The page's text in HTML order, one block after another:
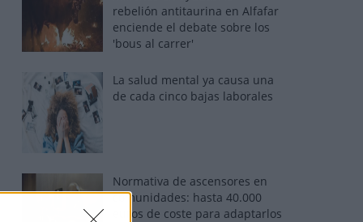
rebelión antitaurina en Alfafar
enciende el debate sobre los
'bous al carrer'
La salud mental ya causa una
de cada cinco bajas laborales
Normativa de ascensores en
comunidades: hasta 40.000
euros de coste para adaptarlos